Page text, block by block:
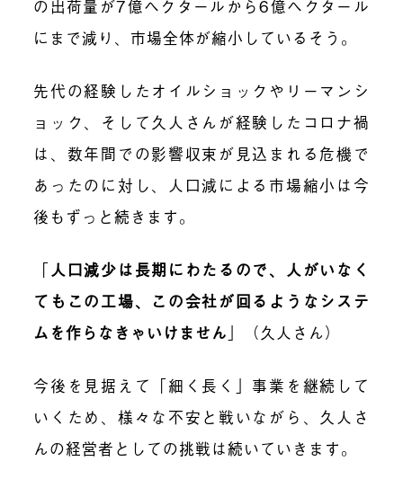
の出荷量が7億ヘクタールから6億ヘクタール
にまで減り、市場全体が縮小しているそう。
先代の経験したオイルショックやリーマンシ
ョック、そして久人さんが経験したコロナ禍
は、数年間での影響収束が見込まれる危機で
あったのに対し、人口減による市場縮小は今
後もずっと続きます。
「 人口減少は長期にわたるので、人がいなく
てもこの工場、この会社が回るようなシステ
ムを作らなきゃいけません 」 （久人さん）
今後を見据えて「細く長く」事業を継続して
いくため、様々な不安と戦いながら、久人さ
んの経営者としての挑戦は続いていきます。